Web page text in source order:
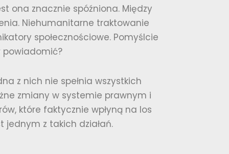
ona znacznie spóźniona. Między
Niehumanitarne traktowanie
społecznościowe. Pomyślcie
powiadomić?
z nich nie spełnia wszystkich
zmiany w systemie prawnym i
które faktycznie wpłyną na los
jednym z takich działań.